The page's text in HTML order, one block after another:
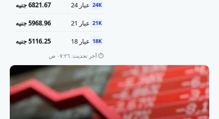
24K عيار 24 6821.67 جنيه
21K عيار 21 5968.96 جنيه
18K عيار 18 5116.25 جنيه
⏱️ آخر تحديث: ٠٧:٢٦ ص